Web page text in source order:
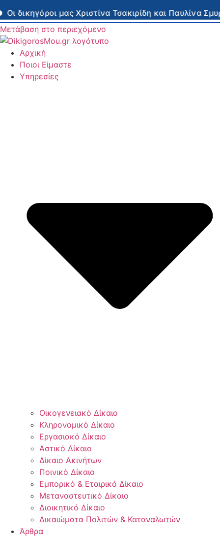
μας Χριστίνα Τσακιρίδη και Παυλίνα
Μετάβαση στο περιεχόμενο
Αρχική
Ποιοι Είμαστε
Υπηρεσίες
Οικογενειακό Δίκαιο
Κληρονομικό Δίκαιο
Εργασιακό Δίκαιο
Αστικό Δίκαιο
Δίκαιο Ακινήτων
Ποινικό Δίκαιο
Εμπορικό & Εταιρικό Δίκαιο
Μεταναστευτικό Δίκαιο
Διοικητικό Δίκαιο
Δικαιώματα Πολιτών & Καταναλωτών
Άρθρα